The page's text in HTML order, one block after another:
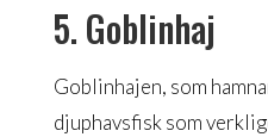
5. Goblinhaj
Goblinhajen, som
djuphavsfisk som